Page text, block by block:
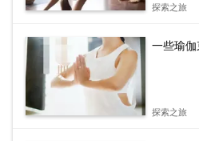
探索之旅
一些瑜
探索之旅